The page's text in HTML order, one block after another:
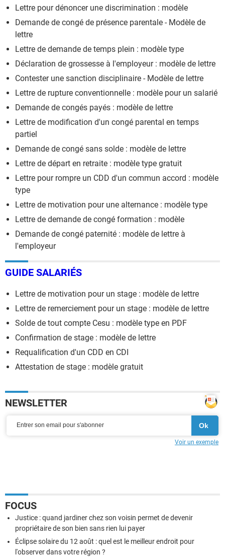
Lettre pour dénoncer une discrimination : modèle
Demande de congé de présence parentale - Modèle de
lettre
Lettre de demande de temps plein : modèle type
Déclaration de grossesse à l'employeur : modèle de lettre
Contester une sanction disciplinaire - Modèle de lettre
Lettre de rupture conventionnelle : modèle pour un salarié
Demande de congés payés : modèle de lettre
Lettre de modification d'un congé parental en temps
partiel
Demande de congé sans solde : modèle de lettre
Lettre de départ en retraite : modèle type gratuit
Lettre pour rompre un CDD d'un commun accord : modèle
type
Lettre de motivation pour une alternance : modèle type
Lettre de demande de congé formation : modèle
Demande de congé paternité : modèle de lettre à
l'employeur
GUIDE SALARIÉS
Lettre de motivation pour un stage : modèle de lettre
Lettre de remerciement pour un stage : modèle de lettre
Solde de tout compte Cesu : modèle type en PDF
Confirmation de stage : modèle de lettre
Requalification d'un CDD en CDI
Attestation de stage : modèle gratuit
NEWSLETTER
Voir un exemple
FOCUS
Justice : quand jardiner chez son voisin permet de devenir
propriétaire de son bien sans rien lui payer
Éclipse solaire du 12 août : quel est le meilleur endroit pour
l'observer dans votre région ?